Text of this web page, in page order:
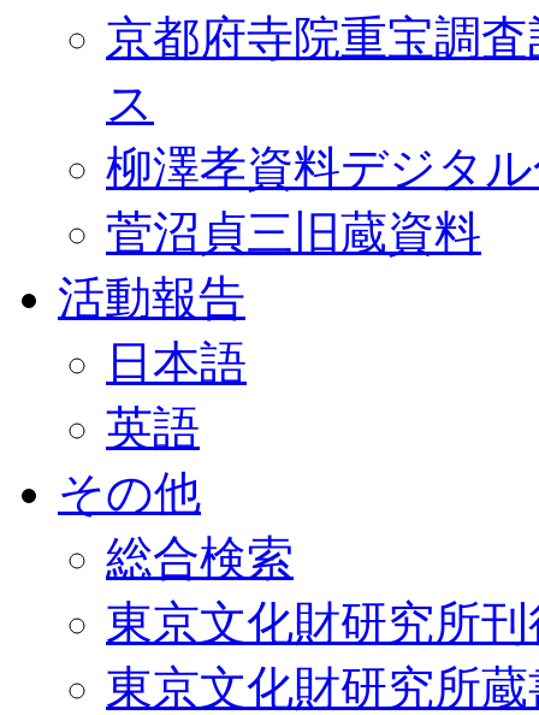
京都府寺院重宝調
ス
柳澤孝資料デジタ
菅沼貞三旧蔵資料
活動報告
日本語
英語
その他
総合検索
東京文化財研究所
東京文化財研究所